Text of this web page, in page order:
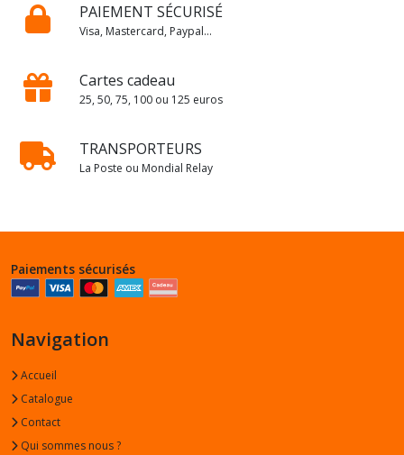
PAIEMENT SÉCURISÉ
Visa, Mastercard, Paypal...
Cartes cadeau
25, 50, 75, 100 ou 125 euros
TRANSPORTEURS
La Poste ou Mondial Relay
Paiements sécurisés
Navigation
Accueil
Catalogue
Contact
Qui sommes nous ?